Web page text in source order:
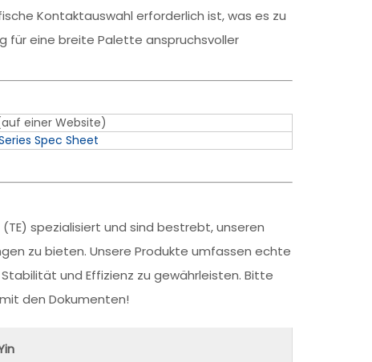
Kontaktauswahl erforderlich ist, was es zu
für eine breite Palette anspruchsvoller
einer Website)
Spec Sheet
spezialisiert und sind bestrebt, unseren
zu bieten. Unsere Produkte umfassen echte
und Effizienz zu gewährleisten. Bitte
den Dokumenten!